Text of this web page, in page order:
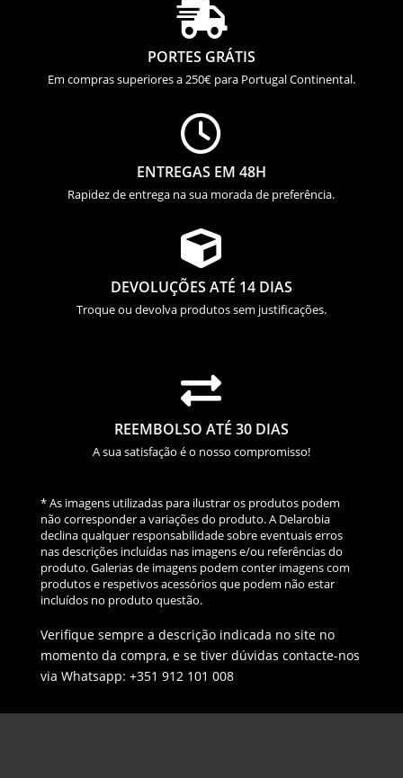

PORTES GRÁTIS
Em compras superiores a 250€ para Portugal Continental.

ENTREGAS EM 48H
Rapidez de entrega na sua morada de preferência.

DEVOLUÇÕES ATÉ 14 DIAS
Troque ou devolva produtos sem justificações.

REEMBOLSO ATÉ 30 DIAS
A sua satisfação é o nosso compromisso!
* As imagens utilizadas para ilustrar os produtos podem
não corresponder a variações do produto. A Delarobia
declina qualquer responsabilidade sobre eventuais erros
nas descrições incluídas nas imagens e/ou referências do
produto. Galerias de imagens podem conter imagens com
produtos e respetivos acessórios que podem não estar
incluídos no produto questão.
Verifique sempre a descrição indicada no site no
momento da compra, e se tiver dúvidas contacte-nos
via Whatsapp: +351 912 101 008